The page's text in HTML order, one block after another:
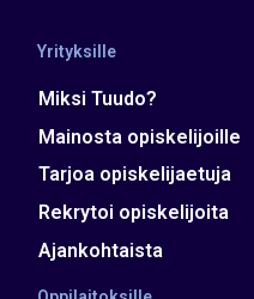
Yrityksille
Miksi Tuudo?
Mainosta opiskelijoille
Tarjoa opiskelijaetuja
Rekrytoi opiskelijoita
Ajankohtaista